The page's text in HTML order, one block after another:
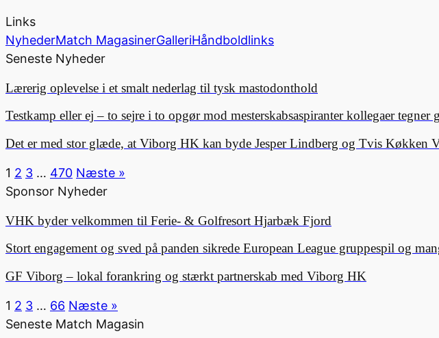
Links
NyhederMatch MagasinerGalleriHåndboldlinks
Seneste Nyheder
Lærerig oplevelse i et smalt nederlag til tysk mastodonthold
Testkamp eller ej – to sejre i to opgør mod mesterskabsaspiranter kollegaer
Det er med stor glæde, at Viborg HK kan byde Jesper Lindberg og Tvis Køkken
1 2 3 … 470 Næste »
Sponsor Nyheder
VHK byder velkommen til Ferie- & Golfresort Hjarbæk Fjord
Stort engagement og sved på panden sikrede European League gruppespil og
GF Viborg – lokal forankring og stærkt partnerskab med Viborg HK
1 2 3 … 66 Næste »
Seneste Match Magasin